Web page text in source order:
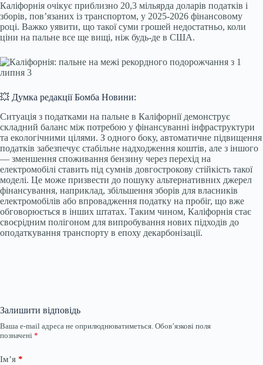
Каліфорнія очікує приблизно 20,3 мільярда доларів податків і
зборів, пов’язаних із транспортом, у 2025-2026 фінансовому
році. Важко уявити, що такої суми грошей недостатньо, коли
ціни на пальне все ще вищі, ніж будь-де в США.
💥 Думка редакції Бомба Новини:
Ситуація з податками на пальне в Каліфорнії демонструє
складний баланс між потребою у фінансуванні інфраструктури
та екологічними цілями. З одного боку, автоматичне підвищення
податків забезпечує стабільне надходження коштів, але з іншого
— зменшення споживання бензину через перехід на
електромобілі ставить під сумнів довгострокову стійкість такої
моделі. Це може призвести до пошуку альтернативних джерел
фінансування, наприклад, збільшення зборів для власників
електромобілів або впровадження податку на пробіг, що вже
обговорюється в інших штатах. Таким чином, Каліфорнія стає
своєрідним полігоном для випробування нових підходів до
оподаткування транспорту в епоху декарбонізації.
Залишити відповідь
Ваша e-mail адреса не оприлюднюватиметься. Обов’язкові поля
позначені *
Ім’я *